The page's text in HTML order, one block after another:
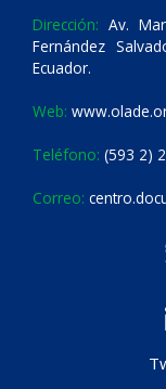
Dirección: Av.
Fernández
Ecuador.
Web:
Teléfono: (593 2)
Correo: